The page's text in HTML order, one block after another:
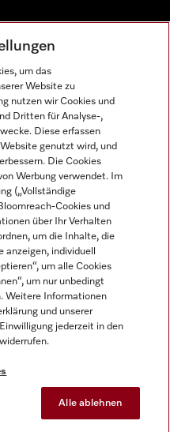
um das
Website zu
nutzen wir Cookies und
Dritten für Analyse-,
Diese erfassen
genutzt wird, und
Die Cookies
Werbung verwendet. Im
(„Vollständige
Cookies und
über Ihr Verhalten
um die Inhalte, die
anzeigen, individuell
um alle Cookies
um nur unbedingt
Weitere Informationen
und unserer
jederzeit in den
Alle ablehnen